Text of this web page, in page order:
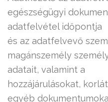
egészségügyi
adatfelvétel időpontja
és az adatfelvevő
magánszemély
adatait, valamint a
hozzájárulásokat,
egyéb